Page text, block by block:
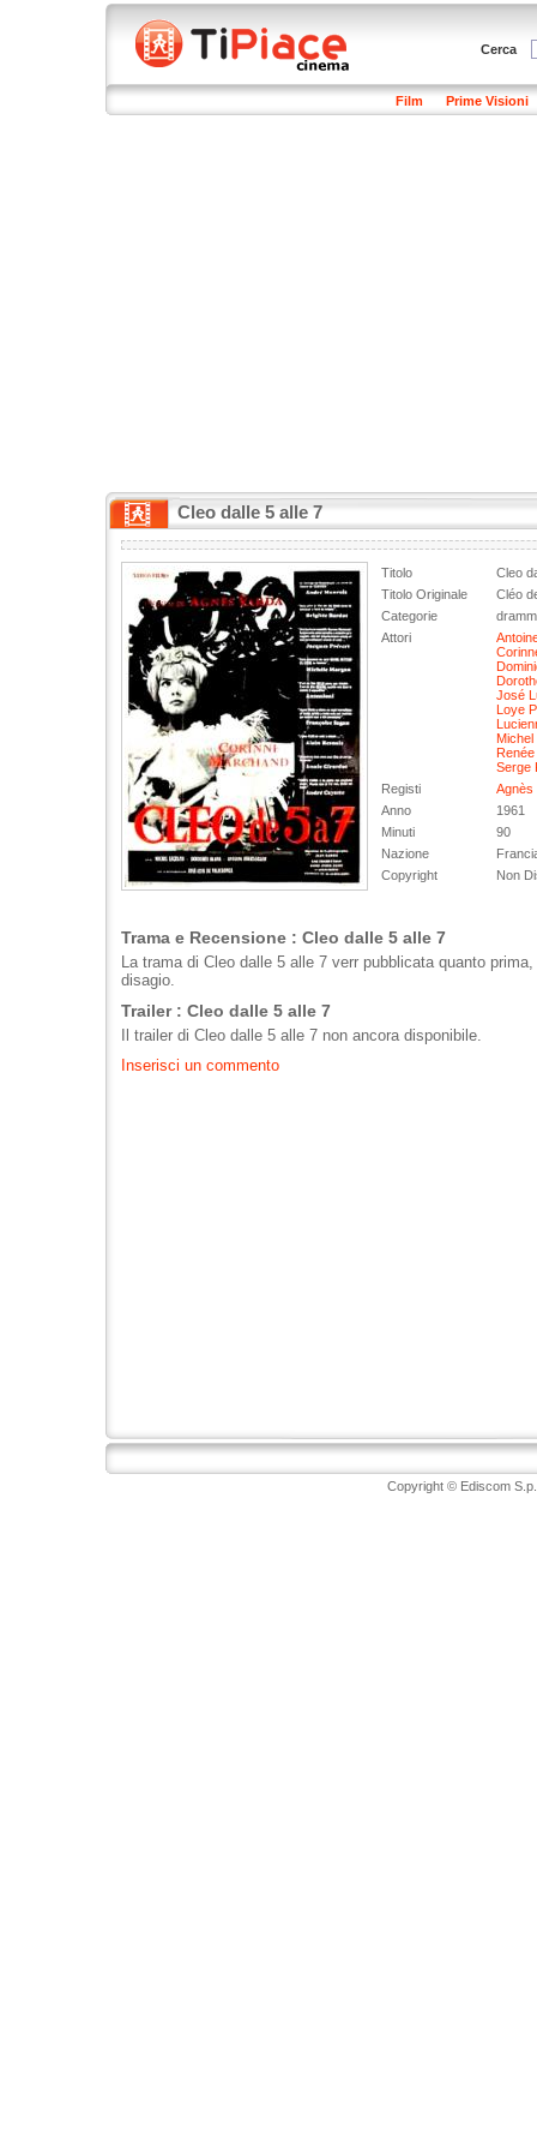
Cerca
Film Prime Visioni
Cleo dalle 5 alle 7
Titolo
Cleo
Titolo Originale
Cléo
Categorie
Attori
José
Loye
Michel
Serge
Registi
Agnès
Anno
1961
Minuti
90
Nazione
Copyright
Non
Trama e Recensione : Cleo dalle 5 alle 7
La trama di Cleo dalle 5 alle 7 verr pubblicata quanto
disagio.
Trailer : Cleo dalle 5 alle 7
Il trailer di Cleo dalle 5 alle 7 non ancora disponibile.
Inserisci un commento
Copyright © Ediscom